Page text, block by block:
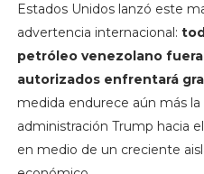
Estados Unidos lanzó este
advertencia internacional:
petróleo venezolano
autorizados enfrentará
medida endurece aún más
administración Trump hacia
en medio de un creciente